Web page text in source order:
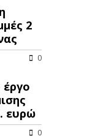
2
0
ευρώ
0